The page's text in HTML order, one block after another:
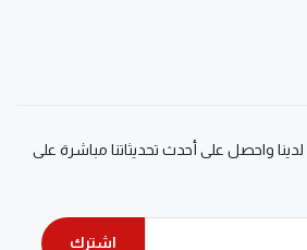
واحصل على أحدث تحديثاتنا مباشرة على
اشترك